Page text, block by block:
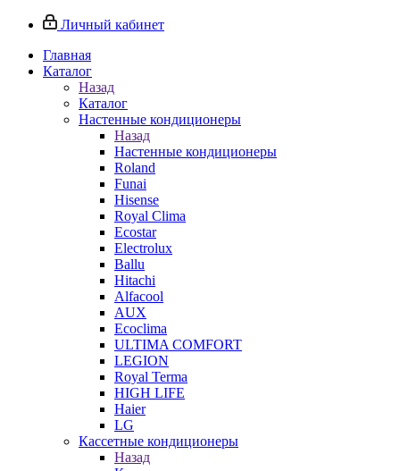
Личный кабинет
Главная
Каталог
Назад
Каталог
Настенные кондиционеры
Назад
Настенные кондиционеры
Roland
Funai
Hisense
Royal Clima
Ecostar
Electrolux
Ballu
Hitachi
Alfacool
AUX
Ecoclima
ULTIMA COMFORT
LEGION
Royal Terma
HIGH LIFE
Haier
LG
Кассетные кондиционеры
Назад